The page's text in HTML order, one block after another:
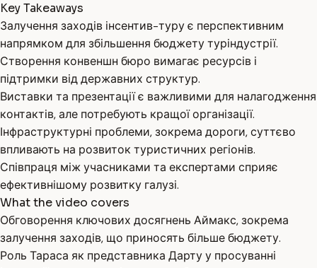
Key Takeaways
Залучення заходів інсентив-туру є перспективним
напрямком для збільшення бюджету туріндустрії.
Створення конвеншн бюро вимагає ресурсів і
підтримки від державних структур.
Виставки та презентації є важливими для налагодження
контактів, але потребують кращої організації.
Інфраструктурні проблеми, зокрема дороги, суттєво
впливають на розвиток туристичних регіонів.
Співпраця між учасниками та експертами сприяє
ефективнішому розвитку галузі.
What the video covers
Обговорення ключових досягнень Аймакс, зокрема
залучення заходів, що приносять більше бюджету.
Роль Тараса як представника Дарту у просуванні